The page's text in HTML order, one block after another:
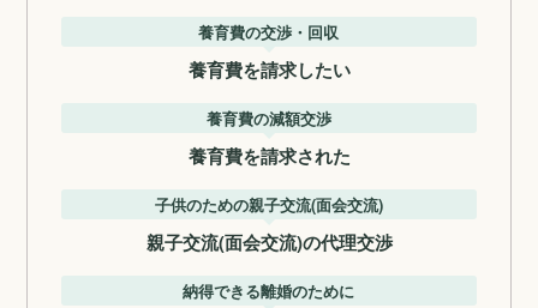
養育費の交渉・回収
養育費を請求したい
養育費の減額交渉
養育費を請求された
子供のための親子交流(面会交流)
親子交流(面会交流)の代理交渉
納得できる離婚のために